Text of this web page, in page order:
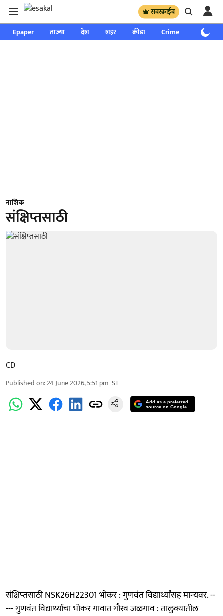
सबस्क्राईब
Epaper ताज्या देश शहर क्रीडा Crime साप्ताहिक
नाशिक
संक्षिप्‍तसाठी
CD
Published on:24 June 2026, 5:51 pm IST
Add as a preferred
source on Google
संक्षिप्‍तसाठी NSK26H22301 भोकर : गुणवंत विद्यार्थ्यांसह मान्‍यवर. --
--- गुणवंत विद्यार्थ्यांचा भोकर गावात गौरव जळगाव : तालुक्यातील